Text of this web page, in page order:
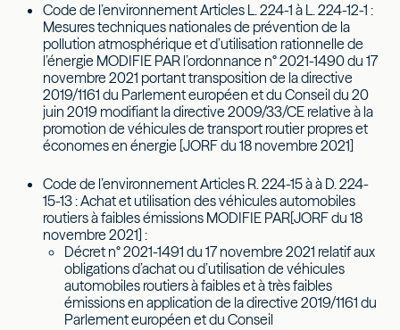
Code de l’environnement Articles L. 224-1 à L. 224-12-1 :
Mesures techniques nationales de prévention de la
pollution atmosphérique et d’utilisation rationnelle de
l’énergie MODIFIE PAR l’ordonnance n° 2021-1490 du 17
novembre 2021 portant transposition de la directive
2019/1161 du Parlement européen et du Conseil du 20
juin 2019 modifiant la directive 2009/33/CE relative à la
promotion de véhicules de transport routier propres et
économes en énergie [JORF du 18 novembre 2021]
Code de l’environnement Articles R. 224-15 à à D. 224-
15-13 : Achat et utilisation des véhicules automobiles
routiers à faibles émissions MODIFIE PAR[JORF du 18
novembre 2021] :
Décret n° 2021-1491 du 17 novembre 2021 relatif aux
obligations d’achat ou d’utilisation de véhicules
automobiles routiers à faibles et à très faibles
émissions en application de la directive 2019/1161 du
Parlement européen et du Conseil